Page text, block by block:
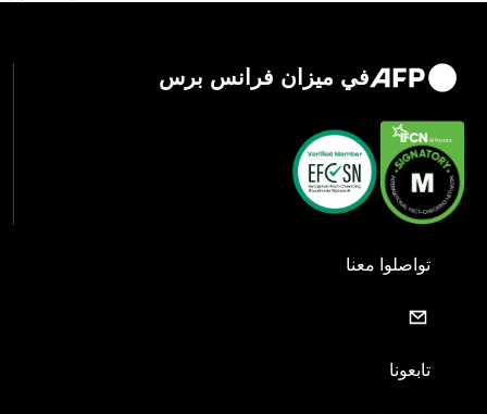
في ميزان فرانس برس
تواصلوا معنا
تابعونا